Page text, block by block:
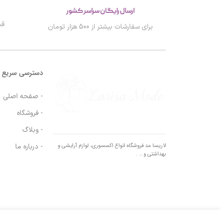
ارسال رایگان سراسر کشور
برای سفارشات بیشتر از 500 هزار تومان
لاریسا مد فروشگاه انواع اکسسوری، لوازم آرایشی و
بهداشتی و … .
دسترسی سریع
- صفحه اصلی
- فروشگاه
- وبلاگ
- درباره ما